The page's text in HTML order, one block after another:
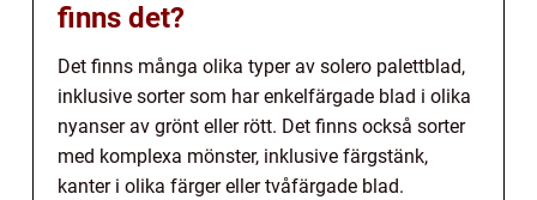
finns det?
Det finns många olika typer av solero palettblad,
inklusive sorter som har enkelfärgade blad i olika
nyanser av grönt eller rött. Det finns också sorter
med komplexa mönster, inklusive färgstänk,
kanter i olika färger eller tvåfärgade blad.